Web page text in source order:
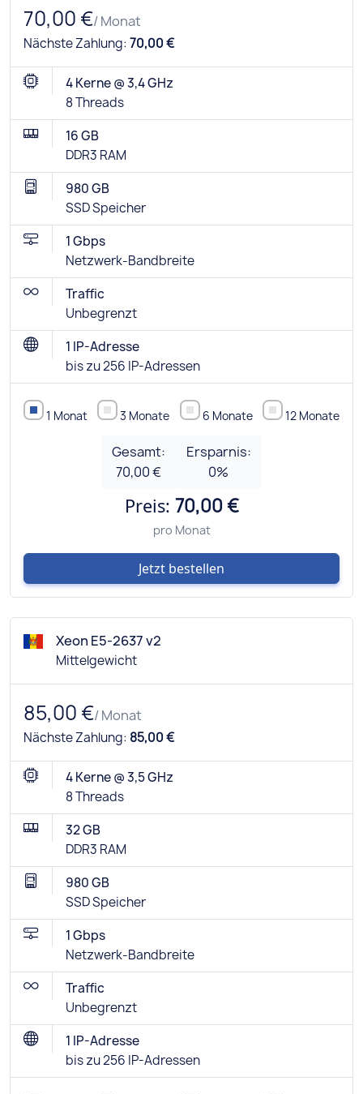
70,00 €/ Monat
Nächste Zahlung: 70,00 €
4 Kerne @ 3,4 GHz
8 Threads
16 GB
DDR3 RAM
980 GB
SSD Speicher
1 Gbps
Netzwerk-Bandbreite
Traffic
Unbegrenzt
1 IP-Adresse
bis zu 256 IP-Adressen
1 Monat 3 Monate 6 Monate 12 Monate
Gesamt:
70,00 €
Ersparnis:
0%
Preis: 70,00 €
pro Monat
Jetzt bestellen
Xeon E5-2637 v2
Mittelgewicht
85,00 €/ Monat
Nächste Zahlung: 85,00 €
4 Kerne @ 3,5 GHz
8 Threads
32 GB
DDR3 RAM
980 GB
SSD Speicher
1 Gbps
Netzwerk-Bandbreite
Traffic
Unbegrenzt
1 IP-Adresse
bis zu 256 IP-Adressen